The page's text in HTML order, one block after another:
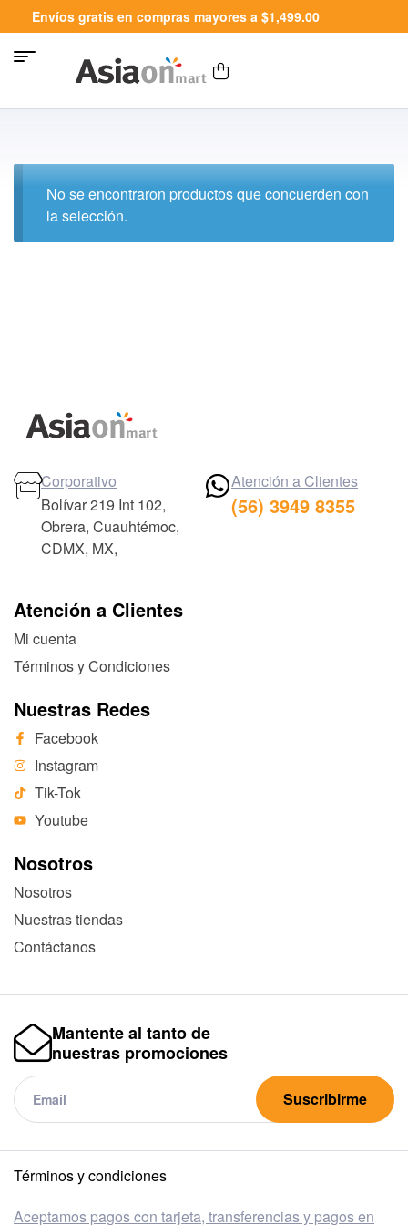
Envíos gratis en compras mayores a $1,499.00
No se encontraron productos que concuerden con
la selección.
Atención a Clientes
Mi cuenta
Términos y Condiciones
Nuestras Redes
Facebook
Instagram
Tik-Tok
Youtube
Nosotros
Nosotros
Nuestras tiendas
Contáctanos
Corporativo
Bolívar 219 Int 102,
Obrera, Cuauhtémoc,
CDMX, MX,
Atención a Clientes
(56) 3949 8355
Mantente al tanto de
nuestras promociones
Suscribirme
Términos y condiciones
Aceptamos pagos con tarjeta, transferencias y pagos en